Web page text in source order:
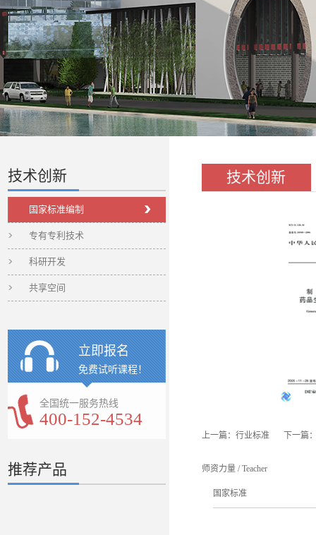
技术创新
国家标准编制
专有专利技术
科研开发
共享空间
立即报名
免费试听课程！
全国统一服务热线
400-152-4534
推荐产品
技术创新
上一篇： 行业标准 下一篇
师资力量 / Teacher
国家标准